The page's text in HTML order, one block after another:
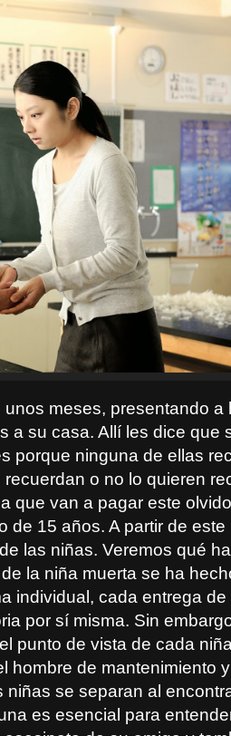
meses, presentando a
a su casa. Allí les dice que
porque ninguna de ellas
o no lo quieren
que van a pagar este
de 15 años. A partir de este
las niñas. Veremos qué
la niña muerta se ha
individual, cada entrega de
por sí misma. Sin
punto de vista de cada
hombre de mantenimiento y
se separan al
es esencial para